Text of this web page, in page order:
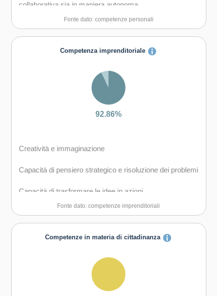
collaborativa sia in maniera autonoma
Capacità di comunicare costruttivamente in ambienti
Capacità di creare fiducia e provare empatia
Capacità di esprimere e comprendere punti di vista
Capacità di gestire il proprio apprendimento e la propria
Capacità di mantenersi resilienti
Capacità di favorire il proprio benessere fisico ed
Fonte dato: competenze personali
Competenza imprenditoriale
92.86%
Creatività e immaginazione
Capacità di pensiero strategico e risoluzione dei problemi
Capacità di trasformare le idee in azioni
Capacità di assumere l'iniziativa
gruppo sia in maniera autonoma
Capacità di comunicare e negoziare efficacemente con
Fonte dato: competenze imprenditoriali
Competenze in materia di cittadinanza